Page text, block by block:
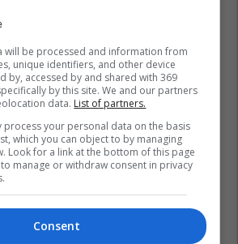
will be processed and information from
unique identifiers, and other device
by, accessed by and shared with 369
by this site. We and our partners
data. List of partners.
process your personal data on the basis
which you can object to by managing
Look for a link at the bottom of this page
manage or withdraw consent in privacy
Consent